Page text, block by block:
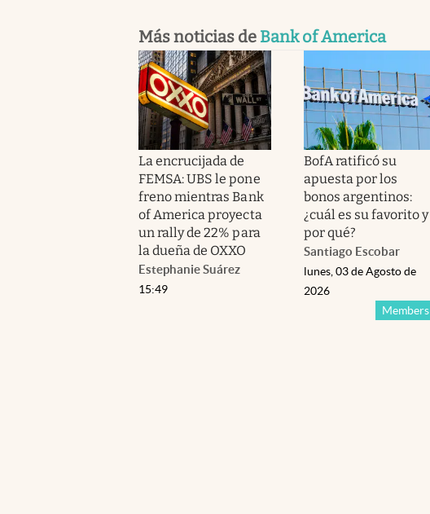
Más noticias de Bank of America
La encrucijada de
FEMSA: UBS le pone
freno mientras Bank
of America proyecta
un rally de 22% para
la dueña de OXXO
Estephanie Suárez
15:49
BofA ratificó su
apuesta por los
bonos argentinos:
¿cuál es su favorito y
por qué?
Santiago Escobar
Members
lunes, 03 de Agosto de
2026